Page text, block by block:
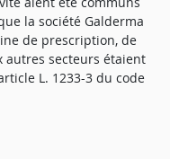
la société Galderma
de prescription, de
autres secteurs étaient
L. 1233-3 du code